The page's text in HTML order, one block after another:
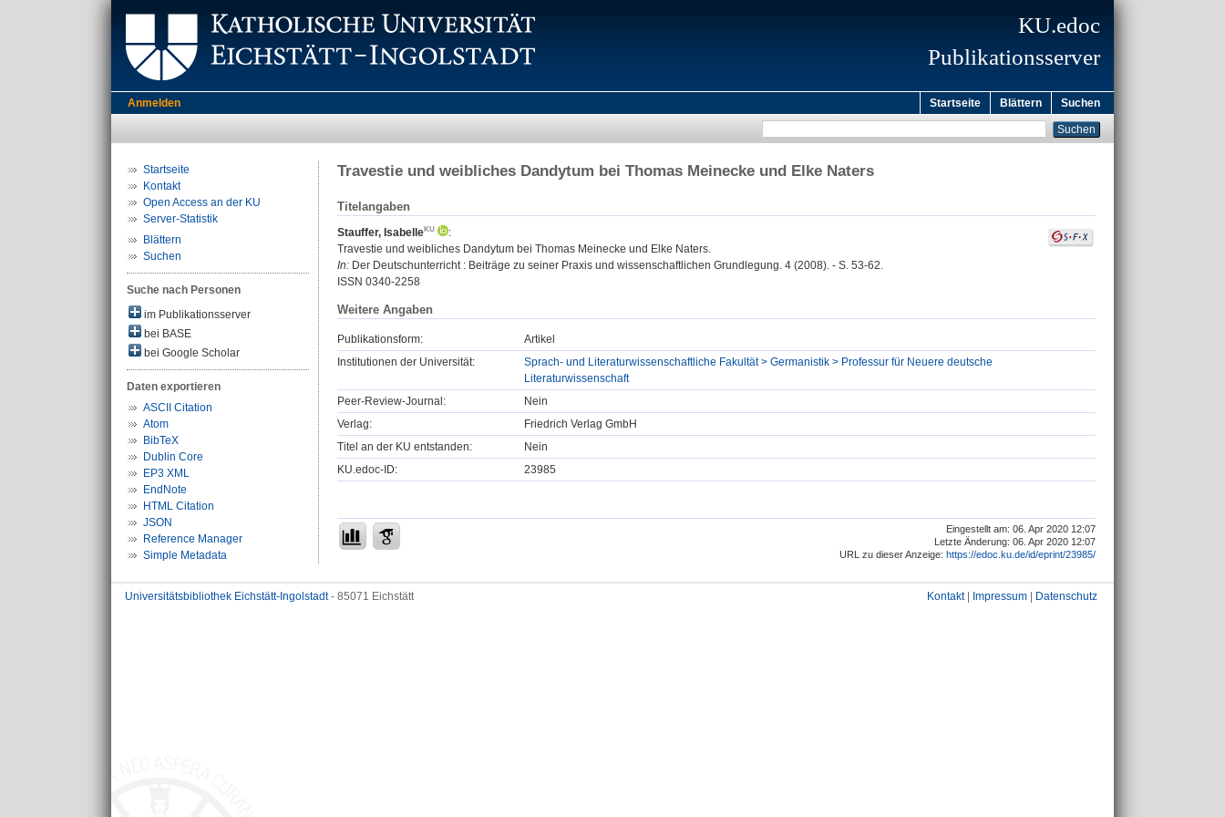
KU.edoc
Publikationsserver
Anmelden Startseite Blättern Suchen
Startseite
Kontakt
Open Access an der KU
Server-Statistik
Blättern
Suchen
Suche nach Personen
im Publikationsserver
bei BASE
bei Google Scholar
Daten exportieren
ASCII Citation
Atom
BibTeX
Dublin Core
EP3 XML
EndNote
HTML Citation
JSON
Reference Manager
Simple Metadata
Travestie und weibliches Dandytum bei Thomas Meinecke und Elke Naters
Titelangaben
Stauffer, Isabelle
:
Travestie und weibliches Dandytum bei Thomas Meinecke und Elke Naters.
In: Der Deutschunterricht : Beiträge zu seiner Praxis und wissenschaftlichen Grundlegung. 4 (2008). - S. 53-62.
ISSN 0340-2258
Weitere Angaben
Publikationsform:
Artikel
Institutionen der Universität:
Sprach- und Literaturwissenschaftliche Fakultät > Germanistik > Professur für Neuere deutsche
Literaturwissenschaft
Peer-Review-Journal:
Nein
Verlag:
Friedrich Verlag GmbH
Titel an der KU entstanden:
Nein
KU.edoc-ID:
23985
Eingestellt am: 06. Apr 2020 12:07
Letzte Änderung: 06. Apr 2020 12:07
URL zu dieser Anzeige: https://edoc.ku.de/id/eprint/23985/
Universitätsbibliothek Eichstätt-Ingolstadt- 85071 Eichstätt Kontakt| Impressum Datenschutz